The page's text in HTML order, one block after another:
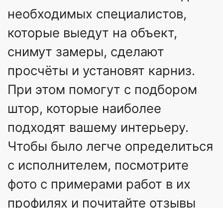
необходимых специалистов,
которые выедут на объект,
снимут замеры, сделают
просчёты и установят карниз.
При этом помогут с подбором
штор, которые наиболее
подходят вашему интерьеру.
Чтобы было легче определиться
с исполнителем, посмотрите
фото с примерами работ в их
профилях и почитайте отзывы